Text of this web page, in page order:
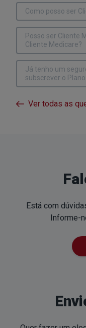
Como posso ser
Posso ser Cliente
Cliente Medicare?
Já tenho um
subscrever o
Ver todas as
Está com
Informe-